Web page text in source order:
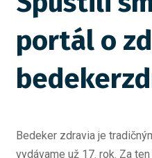
portál o
Bedeker zdravia je
vydávame už 17. rok. Za